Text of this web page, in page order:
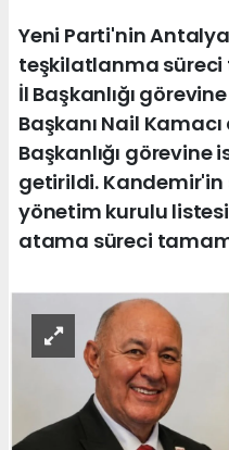
Yeni Parti'nin
teşkilatlanma
İl Başkanlığı
Başkanı Nail
Başkanlığı görevine
getirildi. Kandemir'in
yönetim kurulu
atama süreci